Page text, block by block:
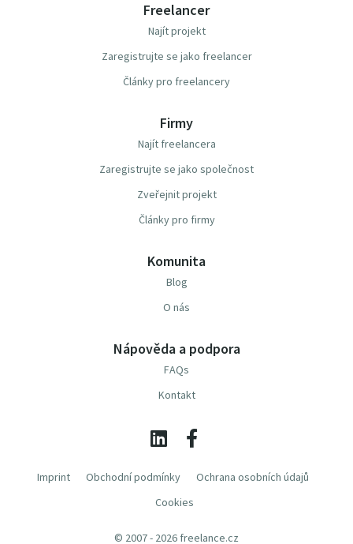
Freelancer
Najít projekt
Zaregistrujte se jako freelancer
Články pro freelancery
Firmy
Najít freelancera
Zaregistrujte se jako společnost
Zveřejnit projekt
Články pro firmy
Komunita
Blog
O nás
Nápověda a podpora
FAQs
Kontakt
Imprint Obchodní podmínky
Ochrana osobních údajů
Cookies
© 2007 - 2026 freelance.cz